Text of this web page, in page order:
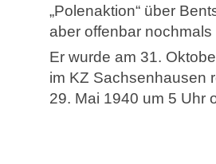
„Polenaktion“ über
aber offenbar
Er wurde am 31.
im KZ Sachsenhausen
29. Mai 1940 um 5 Uhr